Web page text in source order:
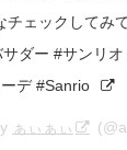
ェックしてみて!!♡ㅤㅤㅤㅤㅤㅤㅤㅤㅤㅤㅤㅤㅤ
ダー #サンリ
ㅤㅤㅤㅤ ㅤㅤㅤㅤㅤㅤㅤㅤㅤㅤㅤㅤㅤ
ぁぃぁぃ